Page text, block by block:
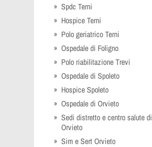
Spdc Terni
Hospice Terni
Polo geriatrico Terni
Ospedale di Foligno
Polo riabilitazione Trevi
Ospedale di Spoleto
Hospice Spoleto
Ospedale di Orvieto
Sedi distretto e centro salute di
Orvieto
Sim e Sert Orvieto